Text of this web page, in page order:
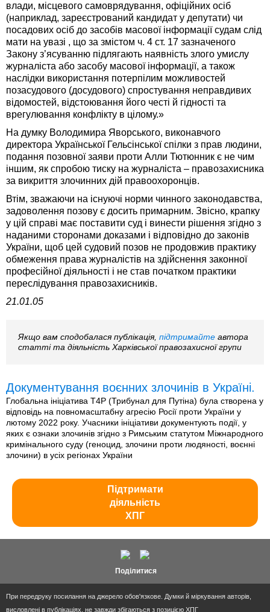
влади, місцевого самоврядування, офіційних осіб
(наприклад, зареєстрований кандидат у депутати) чи
посадових осіб до засобів масової інформації судам слід
мати на увазі , що за змістом ч. 4 ст. 17 зазначеного
Закону з’ясуванню підлягають наявність злого умислу
журналіста або засобу масової інформації, а також
наслідки використання потерпілим можливостей
позасудового (досудового) спростування неправдивих
відомостей, відстоювання його честі й гідності та
врегулювання конфлікту в цілому.»
На думку Володимира Яворського, виконавчого
директора Української Гельсінської спілки з прав людини,
подання позовної заяви проти Алли Тютюнник є не чим
іншим, як спробою тиску на журналіста – правозахисника
за викриття злочинних дій правоохоронців.
Втім, зважаючи на існуючі норми чинного законодавства,
задоволення позову є досить примарним. Звісно, крапку
у цій справі має поставити суд і винести рішення згідно з
наданими сторонами доказами і відповідно до законів
України, щоб цей судовий позов не продовжив практику
обмеження права журналістів на здійснення законної
професійної діяльності і не став початком практики
переслідування правозахисників.
21.01.05
Якщо вам сподобалася публікація, підтримайте автора
статті та діяльність Харківської правозахисної групи
Документування воєнних злочинів в Україні.
Глобальна ініціатива T4P (Трибунал для Путіна) була створена у
відповідь на повномасштабну агресію Росії проти України у
лютому 2022 року. Учасники ініціативи документують події, у
яких є ознаки злочинів згідно з Римським статутом Міжнародного
кримінального суду (геноцид, злочини проти людяності, воєнні
злочини) в усіх регіонах України
Підтримати
діяльність
ХПГ
Поділитися
При передруку посилання на джерело обов'язкове. Думки й міркування авторів,
висловлені в публікаціях, не завжди збігаються з позицією ХПГ